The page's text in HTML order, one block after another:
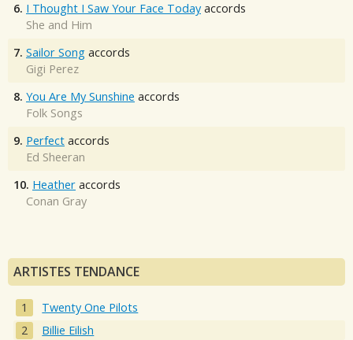
6. I Thought I Saw Your Face Today accords
She and Him
7. Sailor Song accords
Gigi Perez
8. You Are My Sunshine accords
Folk Songs
9. Perfect accords
Ed Sheeran
10. Heather accords
Conan Gray
ARTISTES TENDANCE
Twenty One Pilots
Billie Eilish